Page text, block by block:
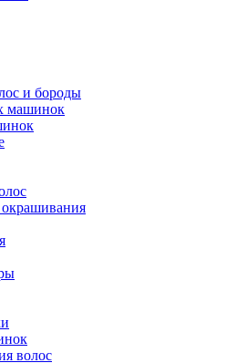
и бороды
машинок
волос